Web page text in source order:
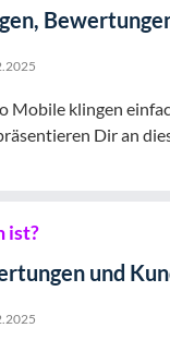
Mobile klingen
Dir an
ist?
und